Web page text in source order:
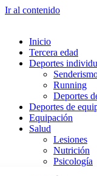
Ir al contenido
Inicio
Tercera edad
Deportes
Running
Deportes
Deportes de
Equipación
Salud
Lesiones
Nutrición
Psicología